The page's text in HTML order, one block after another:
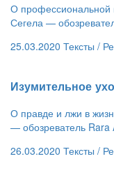
О профессиональной
Сегела —
25.03.2020 Тексты /
​Изумительное ухо
О правде и лжи в
— обозреватель
26.03.2020 Тексты /